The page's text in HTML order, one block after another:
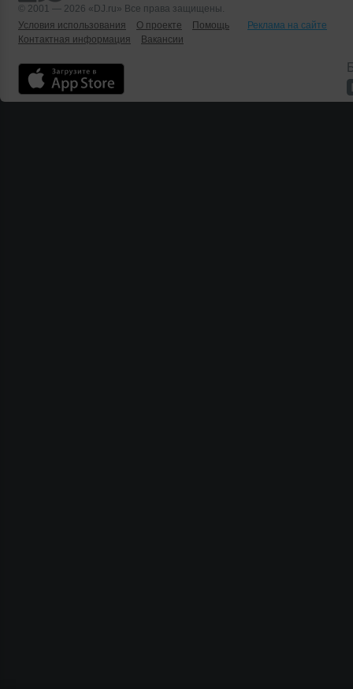
© 2001 — 2026 «DJ.ru» Все права защищены.
Условия использования
О проекте Помощь
Реклама на сайте
Контактная информация
Вакансии